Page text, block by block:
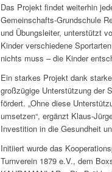
Das Projekt findet weiterhin
Gemeinschafts-Grundschule
und Übungsleiter, unterstützt
Kinder verschiedene
nichts muss – die Kinder
Ein starkes Projekt dank
großzügige Unterstützung der
fördert. „Ohne diese
umsetzen“, ergänzt Klaus-
Investition in die Gesundheit
Initiiert wurde das
Turnverein 1879 e.V., dem